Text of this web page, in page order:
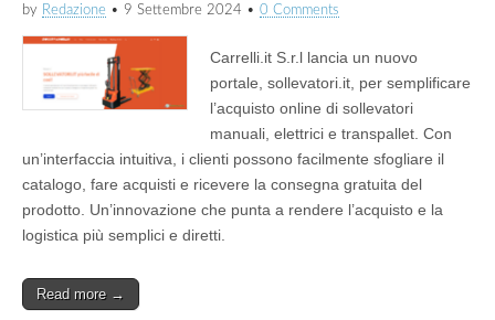
by Redazione • 9 Settembre 2024 • 0 Comments
Carrelli.it S.r.l lancia un nuovo
portale, sollevatori.it, per semplificare
l’acquisto online di sollevatori
manuali, elettrici e transpallet. Con
un’interfaccia intuitiva, i clienti possono facilmente sfogliare il
catalogo, fare acquisti e ricevere la consegna gratuita del
prodotto. Un’innovazione che punta a rendere l’acquisto e la
logistica più semplici e diretti.
Read more →